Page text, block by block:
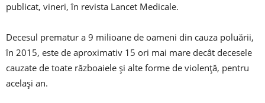
publicat, vineri, în revista Lancet Medicale.
Decesul prematur a 9 milioane de oameni din cauza poluării,
în 2015, este de aproximativ 15 ori mai mare decât decesele
cauzate de toate războaiele și alte forme de violență, pentru
același an.